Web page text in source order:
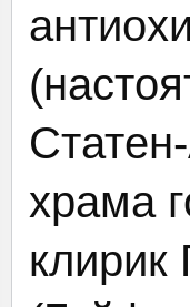
храма
клирик